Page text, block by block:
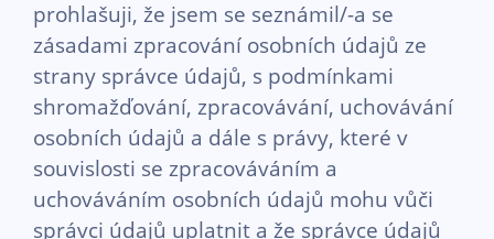
prohlašuji, že jsem se seznámil/-a se
zásadami zpracování osobních údajů ze
strany správce údajů, s podmínkami
shromažďování, zpracovávání, uchovávání
osobních údajů a dále s právy, které v
souvislosti se zpracováváním a
uchováváním osobních údajů mohu vůči
správci údajů uplatnit a že správce údajů